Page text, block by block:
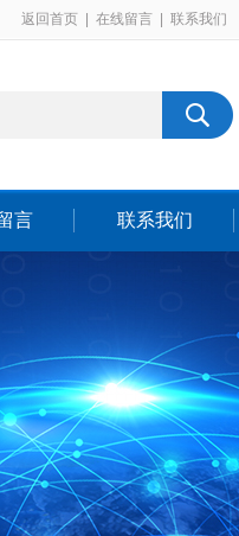
返回首页 在线留言 联系我们
言 联系我们